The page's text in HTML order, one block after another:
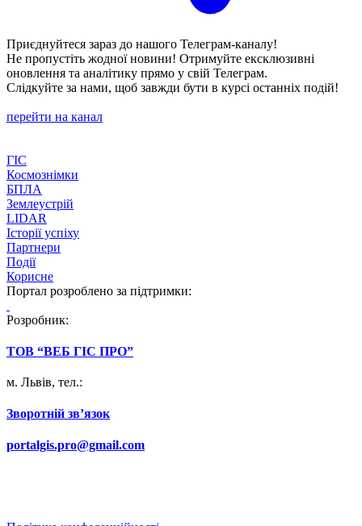
Приєднуйтеся зараз до нашого Телеграм-каналу!
Не пропустіть жодної новини! Отримуйте ексклюзивні
оновлення та аналітику прямо у свій Телеграм.
Слідкуйте за нами, щоб завжди бути в курсі останніх подій!
перейти на канал
ГІС
Космознімки
БПЛА
Землеустрій
LIDAR
Історії успіху
Партнери
Події
Корисне
Портал розроблено за підтримки:
Розробник:
ТОВ “ВЕБ ГІС ПРО”
м. Львів, тел.:
Зворотній звʼязок
portalgis.pro@gmail.com